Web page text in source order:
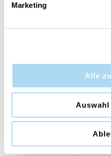
Marketing
Alle
Da Manteniamo un
adottiamo processi
assicurano una